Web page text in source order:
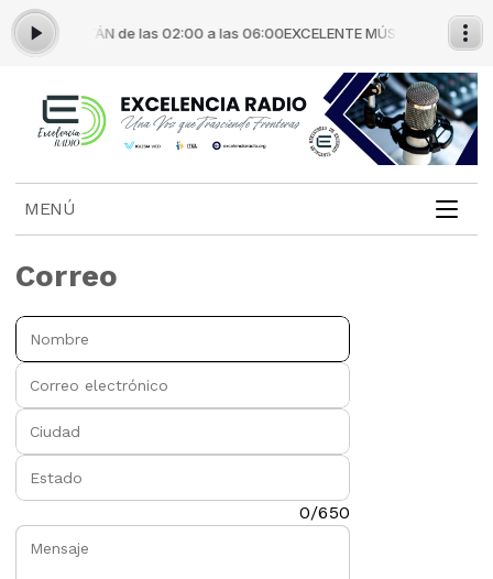
JONATÁN de las 02:00 a las 06:00EXCELENTE MÚSICA con
MENÚ
Correo
Nombre:
Correo electrónico:
Ciudad:
Estado:
0/650